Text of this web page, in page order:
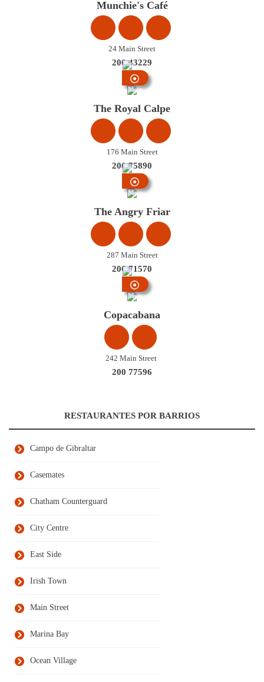
Munchie's Café
24 Main Street
200 43229
Main
The Royal Calpe
176 Main Street
200 75890
Main
The Angry Friar
287 Main Street
200 71570
Main
Copacabana
242 Main Street
200 77596
RESTAURANTES POR BARRIOS
Campo de Gibraltar
Casemates
Chatham Counterguard
City Centre
East Side
Irish Town
Main Street
Marina Bay
Ocean Village